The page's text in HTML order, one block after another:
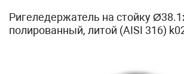
Ригеледержатель на стойку
полированный, литой (AISI 316)